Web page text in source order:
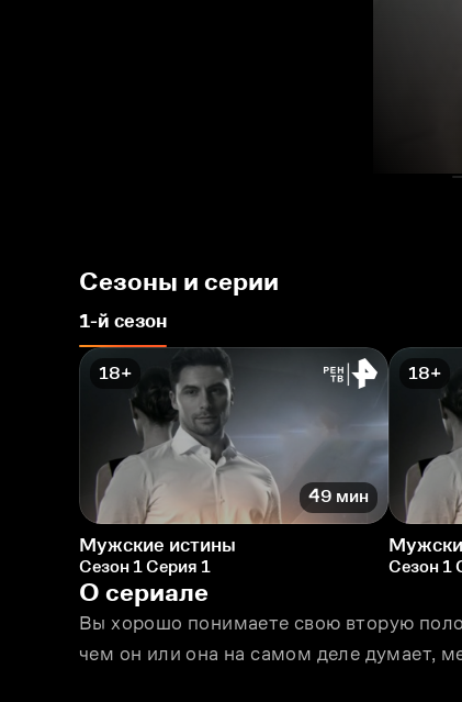
Сезоны и серии
1-й сезон
18+
49 мин
Мужские истины
Сезон 1 Серия 1
18+
Сезон 1
О сериале
Вы хорошо понимаете свою вторую
чем он или она на самом деле думает,